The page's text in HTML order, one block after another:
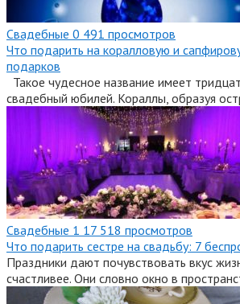
Свадебные 0 491 просмотров
Что подарить на коралловую и
подарков
Такое чудесное название имеет
свадебный юбилей. Кораллы, образуя
Свадебные 1 17 518 просмотров
Что подарить сестре на свадьбу: 7
Праздники дают почувствовать вкус
счастливее. Они словно окно в